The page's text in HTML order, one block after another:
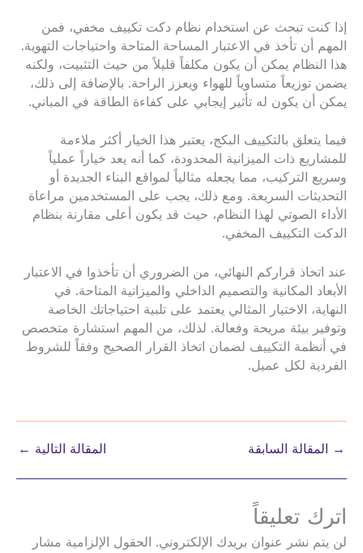
إذا كنت تبحث عن استخدام نظام دكت تكييف مخفي، فمن
المهم أن تأخذ في الاعتبار المساحة المتاحة واحتياجات التهوية.
هذا النظام يمكن أن يكون مكلفاً قليلاً من حيث التثبيت، ولكنه
يضمن توزيعاً متساوياً للهواء ويعزز الراحة. بالإضافة إلى ذلك،
يمكن أن يكون له تأثير إيجابي على كفاءة الطاقة في المباني.
فيما يتعلق بالتكييف البكج، يعتبر هذا الخيار أكثر ملاءمة
للمشاريع ذات الميزانية المحدودة، كما أنه يعد خياراً عملياً
وسريع التركيب، مما يجعله مثالياً لمواقع البناء الجديدة أو
التحديثات السريعة. ومع ذلك، يجب على المستخدمين مراعاة
الأداء الصوتي لهذا النظام، حيث قد يكون أعلى مقارنة بنظام
الدكت التكييف المخفي.
عند اتخاذ قراركم النهائي، من الضروري أن تأخذوا في الاعتبار
الأبعاد المكانية والتصميم الداخلي والميزانية المتاحة. في
النهاية، الاختيار المثالي يعتمد على تلبية احتياجاتك الخاصة
وتوفير بيئة مريحة وفعالة. لذلك، من المهم استشارة متخصص
في أنظمة التكييف لضمان اتخاذ القرار الصحيح وفقاً للشروط
الفردية لكل عميل.
→ المقالة السابقة المقالة التالية ←
اترك تعليقاً
لن يتم نشر عنوان بريدك الإلكتروني. الحقول الإلزامية مشار